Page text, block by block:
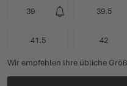
39 39.5
41.5 42
Wir empfehlen Ihre übliche